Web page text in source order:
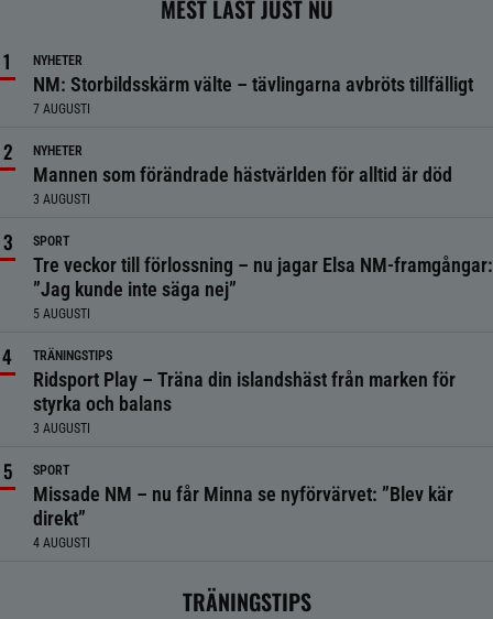
MEST LÄST JUST NU
NYHETER
NM: Storbildsskärm välte – tävlingarna avbröts tillfälligt
7 AUGUSTI
NYHETER
Mannen som förändrade hästvärlden för alltid är död
3 AUGUSTI
SPORT
Tre veckor till förlossning – nu jagar Elsa NM-framgångar:
”Jag kunde inte säga nej”
5 AUGUSTI
TRÄNINGSTIPS
Ridsport Play – Träna din islandshäst från marken för
styrka och balans
3 AUGUSTI
SPORT
Missade NM – nu får Minna se nyförvärvet: ”Blev kär
direkt”
4 AUGUSTI
TRÄNINGSTIPS